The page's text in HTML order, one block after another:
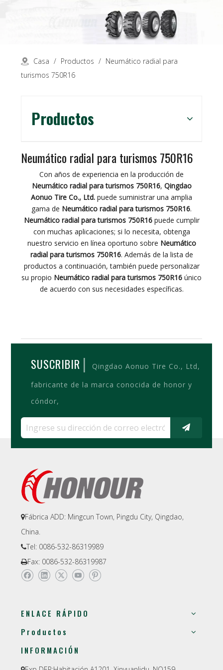
Casa / Productos / Neumático radial para
turismos 750R16
Productos
Neumático radial para turismos 750R16
Con años de experiencia en la producción de
Neumático radial para turismos 750R16, Qingdao
Aonuo Tire Co., Ltd. puede suministrar una amplia
gama de Neumático radial para turismos 750R16.
Neumático radial para turismos 750R16puede cumplir
con muchas aplicaciones; si lo necesita, obtenga
nuestro servicio en línea oportuno sobre Neumático
radial para turismos 750R16. Además de la lista de
productos a continuación, también puede personalizar
su propio Neumático radial para turismos 750R16 único
de acuerdo con sus necesidades específicas.
SUSCRIBIR |
Qingdao Aonuo Tire Co., Ltd,
fabricante de la marca conocida de honor y
cóndor,
Fábrica ADD: Mingcun Town, Pingdu City, Qingdao,
China.
Tel: 0086-532-86319989
Fax: 0086-532-86319987
ENLACE RÁPIDO
Productos
INFORMACIÓN